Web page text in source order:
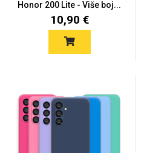
Honor 200 Lite - Više boj...
10,90 €